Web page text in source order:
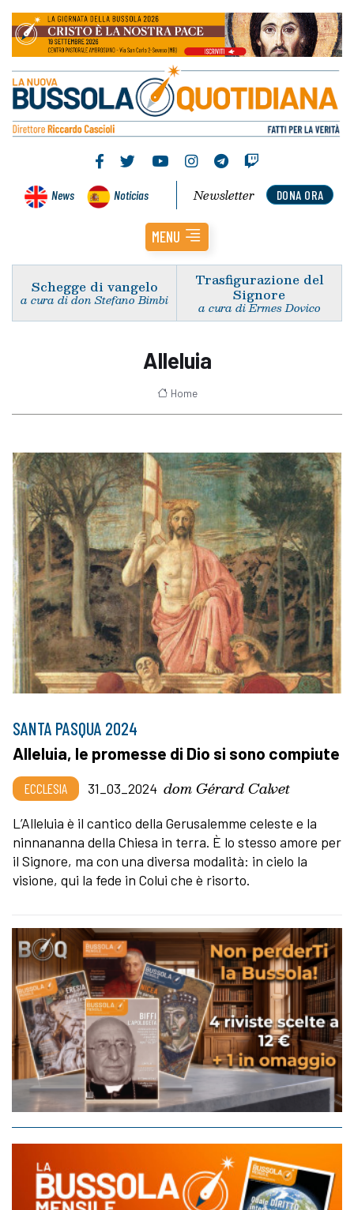
News Noticias DONA ORA
Newsletter
MENU
Schegge di vangelo
a cura di don Stefano Bimbi
Trasfigurazione del
Signore
a cura di Ermes Dovico
Alleluia
Home
SANTA PASQUA 2024
Alleluia, le promesse di Dio si sono compiute
ECCLESIA 31_03_2024 dom Gérard Calvet
L’Alleluia è il cantico della Gerusalemme celeste e la
ninnananna della Chiesa in terra. È lo stesso amore per
il Signore, ma con una diversa modalità: in cielo la
visione, qui la fede in Colui che è risorto.